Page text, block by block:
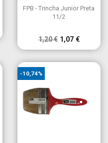
Vista rápida
FPB - Trincha Junior Preta
11/2
1,20 € 1,07 €
-10,74%